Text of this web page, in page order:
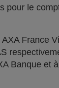
pour le
France
Banque et